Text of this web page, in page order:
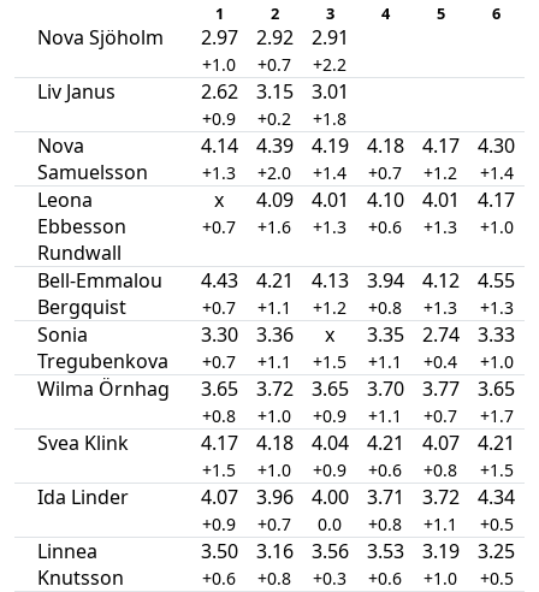
1 2 3 4 5 6
Nova Sjöholm 2.97
+1.0
2.92
+0.7
2.91
+2.2
Liv Janus 2.62
+0.9
3.15
+0.2
3.01
+1.8
Nova
Samuelsson
4.14
+1.3
4.39
+2.0
4.19
+1.4
4.18
+0.7
4.17
+1.2
4.30
+1.4
Leona
Ebbesson
Rundwall
x
+0.7
4.09
+1.6
4.01
+1.3
4.10
+0.6
4.01
+1.3
4.17
+1.0
Bell-Emmalou
Bergquist
4.43
+0.7
4.21
+1.1
4.13
+1.2
3.94
+0.8
4.12
+1.3
4.55
+1.3
Sonia
Tregubenkova
3.30
+0.7
3.36
+1.1
x
+1.5
3.35
+1.1
2.74
+0.4
3.33
+1.0
Wilma Örnhag 3.65
+0.8
3.72
+1.0
3.65
+0.9
3.70
+1.1
3.77
+0.7
3.65
+1.7
Svea Klink 4.17
+1.5
4.18
+1.0
4.04
+0.9
4.21
+0.6
4.07
+0.8
4.21
+1.5
Ida Linder 4.07
+0.9
3.96
+0.7
4.00
0.0
3.71
+0.8
3.72
+1.1
4.34
+0.5
Linnea
Knutsson
3.50
+0.6
3.16
+0.8
3.56
+0.3
3.53
+0.6
3.19
+1.0
3.25
+0.5